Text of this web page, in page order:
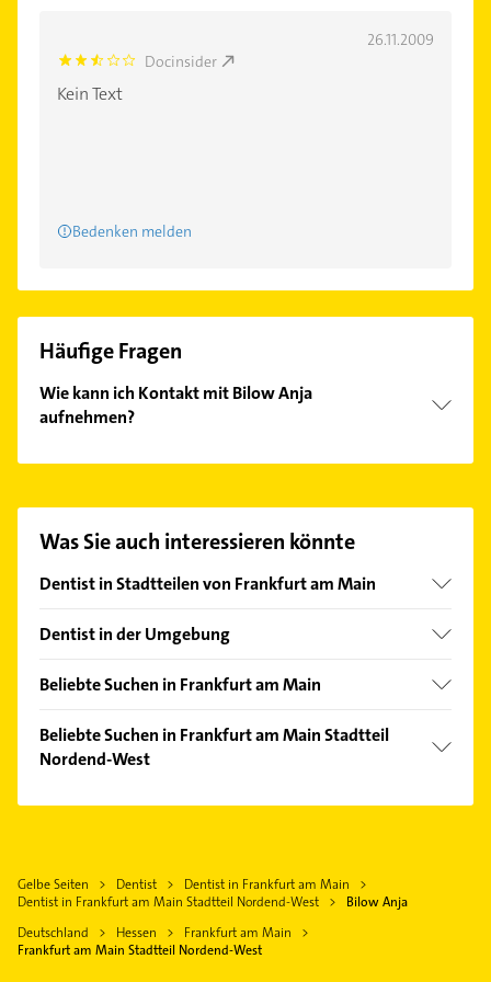
26.11.2009
2.6000001 Docinsider
Kein Text
Bedenken melden
Häufige Fragen
Wie kann ich Kontakt mit Bilow Anja
aufnehmen?
finden Sie alleKontaktdaten.
Was Sie auch interessieren könnte
Dentist in Stadtteilen von Frankfurt am Main
Altstadt
Bergen-Enkheim
Bornheim
Eckenheim
Gallus
Ginnheim
Griesheim
Dentist in der Umgebung
Offenbach am Main
Bad Vilbel
Eschborn Taunus
Dreieich
Oberursel (Taunus)
Beliebte Suchen in Frankfurt am Main
Rechtsanwalt
Rohrreinigung
Lüftungsanlagen
Heizungsbauer
Heizungsfirmen
Beliebte Suchen in Frankfurt am Main Stadtteil
Nordend-West
Heizungsbauer
Physikalische Therapie
Gelbe Seiten Dentist
Dentist in Frankfurt am Main
Dentist in Frankfurt am Main Stadtteil Nordend-West
Bilow Anja
Deutschland
Hessen
Frankfurt am Main
Frankfurt am Main Stadtteil Nordend-West